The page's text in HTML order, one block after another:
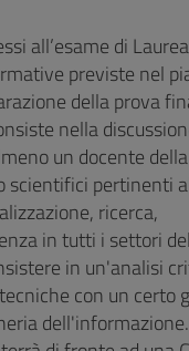
all’esame di
previste nel
della prova
nella
un docente
scientifici pertinenti
ricerca,
in tutti i settori
in un'analisi
con un
dell'informazione.